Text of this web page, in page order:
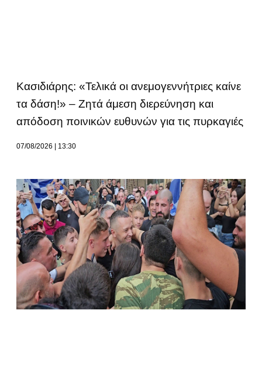
Κασιδιάρης: «Τελικά οι ανεμογεννήτριες καίνε
τα δάση!» – Ζητά άμεση διερεύνηση και
απόδοση ποινικών ευθυνών για τις πυρκαγιές
07/08/2026 13:30